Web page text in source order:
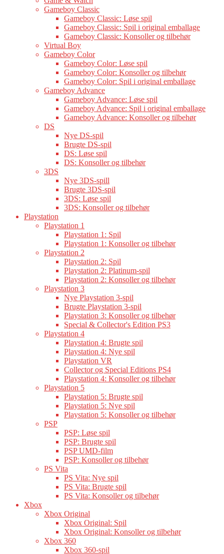
Gameboy Classic
Gameboy Classic: Løse spil
Gameboy Classic: Spil i original emballage
Gameboy Classic: Konsoller og tilbehør
Virtual Boy
Gameboy Color
Gameboy Color: Løse spil
Gameboy Color: Konsoller og tilbehør
Gameboy Color: Spil i original emballage
Gameboy Advance
Gameboy Advance: Løse spil
Gameboy Advance: Spil i original emballage
Gameboy Advance: Konsoller og tilbehør
DS
Nye DS-spil
Brugte DS-spil
DS: Løse spil
DS: Konsoller og tilbehør
3DS
Nye 3DS-spill
Brugte 3DS-spil
3DS: Løse spil
3DS: Konsoller og tilbehør
Playstation
Playstation 1
Playstation 1: Spil
Playstation 1: Konsoller og tilbehør
Playstation 2
Playstation 2: Spil
Playstation 2: Platinum-spil
Playstation 2: Konsoller og tilbehør
Playstation 3
Nye Playstation 3-spil
Brugte Playstation 3-spil
Playstation 3: Konsoller og tilbehør
Special & Collector's Edition PS3
Playstation 4
Playstation 4: Brugte spil
Playstation 4: Nye spil
Playstation VR
Collector og Special Editions PS4
Playstation 4: Konsoller og tilbehør
Playstation 5
Playstation 5: Brugte spil
Playstation 5: Nye spil
Playstation 5: Konsoller og tilbehør
PSP
PSP: Løse spil
PSP: Brugte spil
PSP UMD-film
PSP: Konsoller og tilbehør
PS Vita
PS Vita: Nye spil
PS Vita: Brugte spil
PS Vita: Konsoller og tilbehør
Xbox
Xbox Original
Xbox Original: Spil
Xbox Original: Konsoller og tilbehør
Xbox 360
Xbox 360-spil